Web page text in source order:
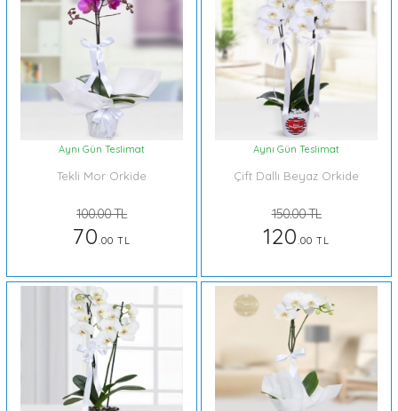
Aynı Gün Teslimat
Tekli Mor Orkide
100.00 TL
70.00 TL
Aynı Gün Teslimat
Çift Dallı Beyaz Orkide
150.00 TL
120.00 TL